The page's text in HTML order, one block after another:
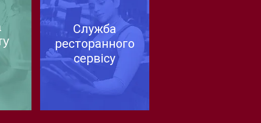
Служба
ресторанного
сервісу